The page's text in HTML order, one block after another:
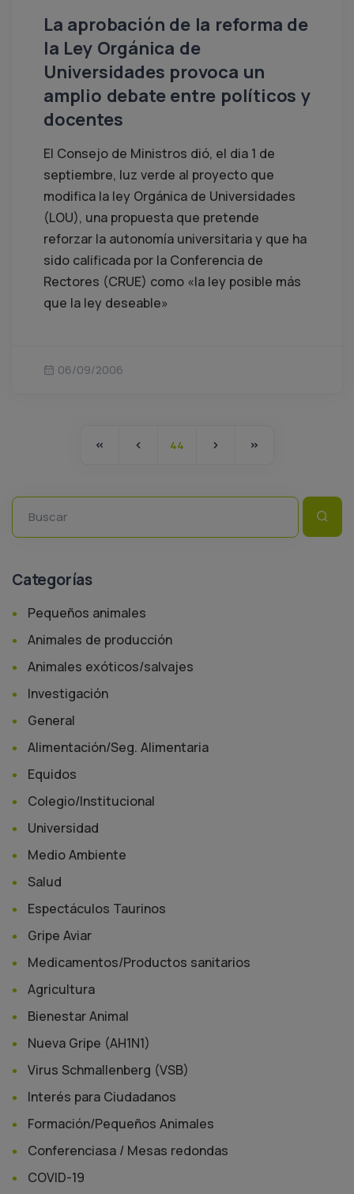
La aprobación de la reforma de
la Ley Orgánica de
Universidades provoca un
amplio debate entre políticos y
docentes
El Consejo de Ministros dió, el dia 1 de
septiembre, luz verde al proyecto que
modifica la ley Orgánica de Universidades
(LOU), una propuesta que pretende
reforzar la autonomía universitaria y que ha
sido calificada por la Conferencia de
Rectores (CRUE) como «la ley posible más
que la ley deseable»
06/09/2006
44
Buscar
Categorías
Pequeños animales
Animales de producción
Animales exóticos/salvajes
Investigación
General
Alimentación/Seg. Alimentaria
Equidos
Colegio/Institucional
Universidad
Medio Ambiente
Salud
Espectáculos Taurinos
Gripe Aviar
Medicamentos/Productos sanitarios
Agricultura
Bienestar Animal
Nueva Gripe (AH1N1)
Virus Schmallenberg (VSB)
Interés para Ciudadanos
Formación/Pequeños Animales
Conferenciasa / Mesas redondas
COVID-19